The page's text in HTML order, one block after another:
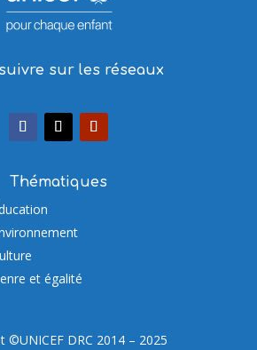
sur les réseaux
Thématiques
et égalité
©UNICEF DRC 2014 – 2025